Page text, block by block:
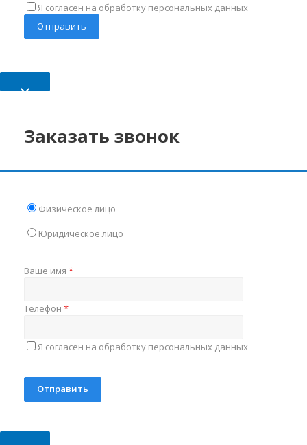
Я согласен на обработку персональных данных
×
Заказать звонок
Физическое лицо
Юридическое лицо
Ваше имя *
Телефон *
Я согласен на обработку персональных данных